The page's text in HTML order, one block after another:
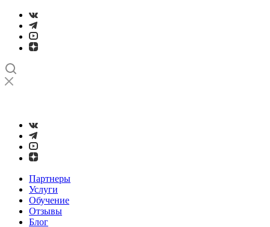
Партнеры
Услуги
Обучение
Отзывы
Блог